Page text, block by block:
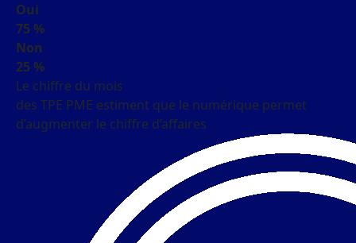
Oui
75 %
Non
25 %
Le chiffre du mois
des TPE PME estiment que le numérique permet
d’augmenter le chiffre d’affaires